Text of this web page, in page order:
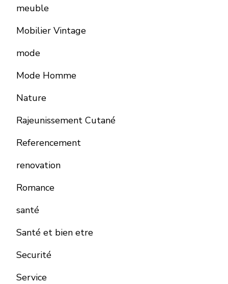
meuble
Mobilier Vintage
mode
Mode Homme
Nature
Rajeunissement Cutané
Referencement
renovation
Romance
santé
Santé et bien etre
Securité
Service